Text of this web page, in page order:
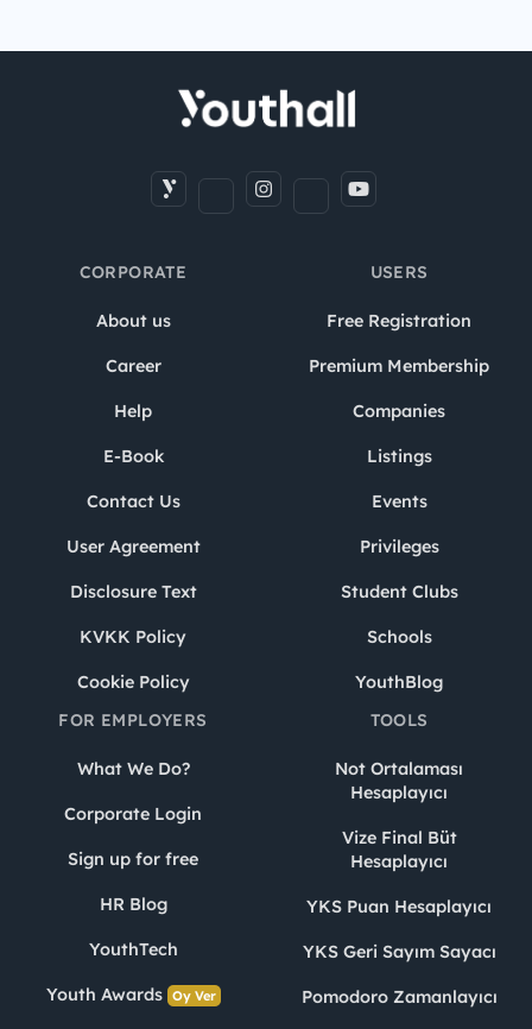
CORPORATE
About us
Career
Help
E-Book
Contact Us
User Agreement
Disclosure Text
KVKK Policy
Cookie Policy
USERS
Free Registration
Premium Membership
Companies
Listings
Events
Privileges
Student Clubs
Schools
YouthBlog
FOR EMPLOYERS
What We Do?
Corporate Login
Sign up for free
HR Blog
YouthTech
Youth Awards Oy Ver
TOOLS
Not Ortalaması
Hesaplayıcı
Vize Final Büt
Hesaplayıcı
YKS Puan Hesaplayıcı
YKS Geri Sayım Sayacı
Pomodoro Zamanlayıcı